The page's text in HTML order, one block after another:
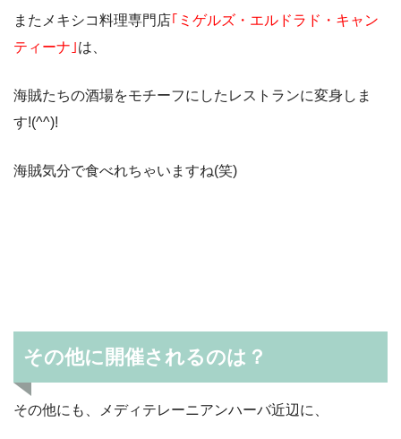
またメキシコ料理専門店｢ミゲルズ・エルドラド・キャン
ティーナ｣は、
海賊たちの酒場をモチーフにしたレストランに変身しま
す!(^^)!
海賊気分で食べれちゃいますね(笑)
その他に開催されるのは？
その他にも、メディテレーニアンハーバ近辺に、